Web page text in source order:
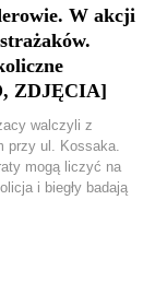
W akcji
ZDJĘCIA]
walczyli z
przy ul. Kossaka.
mogą liczyć na
i biegły badają